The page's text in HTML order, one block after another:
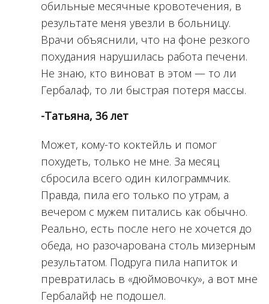
обильные месячные кровотечения, в
результате меня увезли в больницу.
Врачи объяснили, что на фоне резкого
похудания нарушилась работа печени.
Не знаю, кто виноват в этом — то ли
Гербалаф, то ли быстрая потеря массы.
-Татьяна, 36 лет
Может, кому-то коктейль и помог
похудеть, только не мне. За месяц
сбросила всего один килограммчик.
Правда, пила его только по утрам, а
вечером с мужем питались как обычно.
Реально, есть после него не хочется до
обеда, но разочарована столь мизерным
результатом. Подруга пила напиток и
превратилась в «дюймовочку», а вот мне
Гербалайф не подошел.